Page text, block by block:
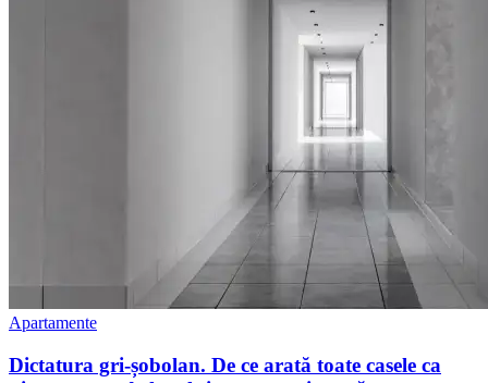
Apartamente
Dictatura gri-șobolan. De ce arată toate casele ca